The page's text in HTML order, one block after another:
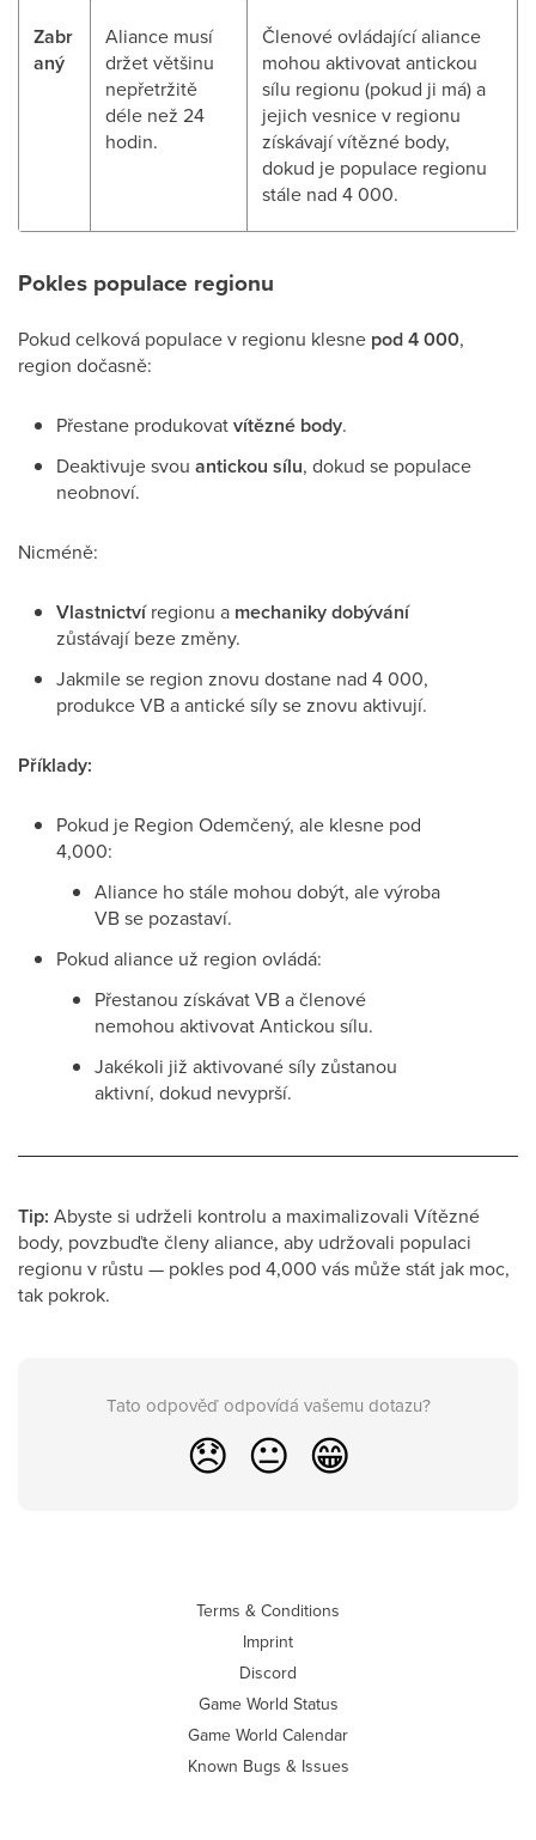
Zabr
aný
Aliance musí
držet většinu
nepřetržitě
déle než 24
hodin.
Členové ovládající aliance
mohou aktivovat antickou
sílu regionu (pokud ji má) a
jejich vesnice v regionu
získávají vítězné body,
dokud je populace regionu
stále nad 4 000.
Pokles populace regionu
Pokud celková populace v regionu klesne pod 4 000,
region dočasně:
Přestane produkovatvítězné body.
Deaktivuje svou antickou sílu, dokud se populace
neobnoví.
Nicméně:
Vlastnictvíregionu a mechaniky dobývání
zůstávají beze změny.
Jakmile se region znovu dostane nad 4 000,
produkce VB a antické síly se znovu aktivují.
Příklady:
Pokud je Region Odemčený, ale klesne pod
4,000:
Aliance ho stále mohou dobýt, ale výroba
VB se pozastaví.
Pokud aliance už region ovládá:
Přestanou získávat VB a členové
nemohou aktivovat Antickou sílu.
Jakékoli již aktivované síly zůstanou
aktivní, dokud nevyprší.
Tip: Abyste si udrželi kontrolu a maximalizovali Vítězné
body, povzbuďte členy aliance, aby udržovali populaci
regionu v růstu — pokles pod 4,000 vás může stát jak moc,
tak pokrok.
Tato odpověď odpovídá vašemu dotazu?
😞 😐 😁
Terms & Conditions
Imprint
Discord
Game World Status
Game World Calendar
Known Bugs & Issues